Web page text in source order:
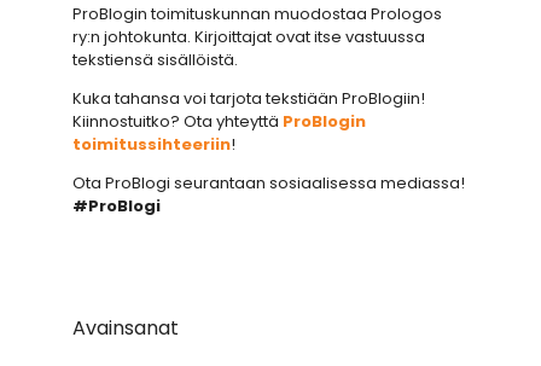
ProBlogin toimituskunnan muodostaa Prologos
ry:n johtokunta. Kirjoittajat ovat itse vastuussa
tekstiensä sisällöistä.
Kuka tahansa voi tarjota tekstiään ProBlogiin!
Kiinnostuitko? Ota yhteyttä ProBlogin
toimitussihteeriin!
Ota ProBlogi seurantaan sosiaalisessa mediassa!
#ProBlogi
Avainsanat